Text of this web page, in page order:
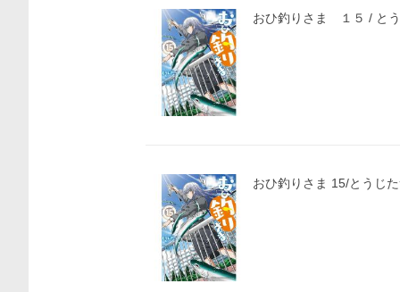
おひ釣りさま １５ / と
おひ釣りさま 15/とうじ